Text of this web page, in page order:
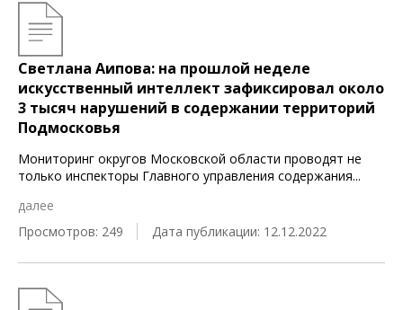
Светлана Аипова: на прошлой неделе
искусственный интеллект зафиксировал около
3 тысяч нарушений в содержании территорий
Подмосковья
Мониторинг округов Московской области проводят не
только инспекторы Главного управления содержания...
далее
Просмотров: 249
Дата публикации: 12.12.2022